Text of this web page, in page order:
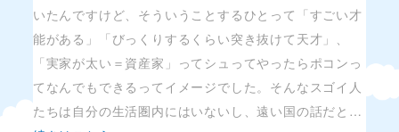
いたんですけど、そういうことするひとって「すごい才
能がある」「びっくりするくらい突き抜けて天才」、
「実家が太い＝資産家」ってシュってやったらポコンっ
てなんでもできるってイメージでした。そんなスゴイ人
たちは自分の生活圏内にはいないし、遠い国の話だと…